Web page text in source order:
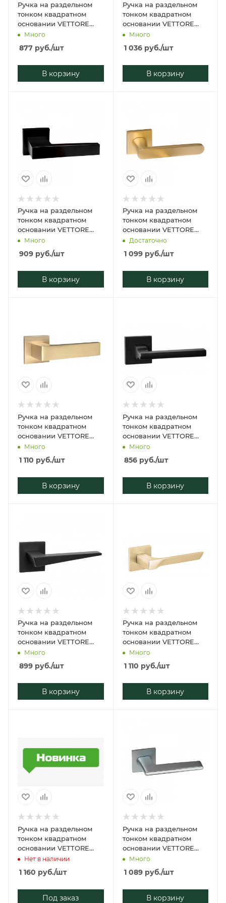
Ручка на раздельном
тонком квадратном
основании VETTORE
21.110 MBP (Чёрный
матовый)
Много
877 руб./шт
В корзину
Ручка на раздельном
тонком квадратном
основании VETTORE
21.115 MCP (Матовый
Много
1 036руб./шт
В корзину
Ручка на раздельном
тонком квадратном
основании VETTORE
21.115 MBP (Чёрный
матовый)
Много
909 руб./шт
В корзину
Ручка на раздельном
тонком квадратном
основании VETTORE
21.110 SSG
(Сатинированное
золото)
Достаточно
1 099руб./шт
В корзину
Ручка на раздельном
тонком квадратном
основании VETTORE
21.150 SSG
(Сатинированное
золото)
Много
1 110 руб./шт
В корзину
Ручка на раздельном
тонком квадратном
основании VETTORE
21.031 MBP (Чёрный
матовый)
Много
856руб./шт
В корзину
Ручка на раздельном
тонком квадратном
основании VETTORE
21.051 MBP (Чёрный
матовый)
Много
899 руб./шт
В корзину
Ручка на раздельном
тонком квадратном
основании VETTORE
21.122 SSG
(Сатинированное
золото)
Много
1 110 руб./шт
В корзину
Ручка на раздельном
тонком квадратном
основании VETTORE
21.190 SSG/WH
(Сатинированное
золото/Белая Вставка)
Нет в наличии
1 160 руб./шт
Под заказ
Ручка на раздельном
тонком квадратном
основании VETTORE
21.190 MCP/WH
(Матовый Хром/Белая
Вставка)
Много
1 089руб./шт
В корзину